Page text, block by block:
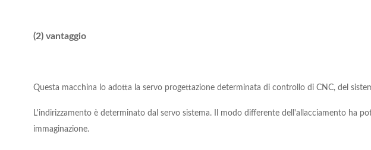
(2) vantaggio
Questa macchina lo adotta la servo progettazione determinata di controllo di CNC, del
L'indirizzamento è determinato dal servo sistema. Il modo differente dell'allacciamento ha
immaginazione.